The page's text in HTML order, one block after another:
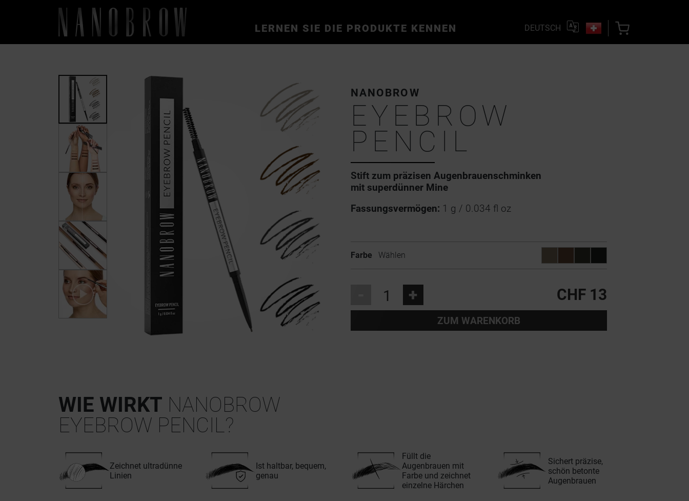
LERNEN SIE DIE PRODUKTE KENNEN DEUTSCH
NANOBROW
EYEBROW
PENCIL
Stift zum präzisen Augenbrauenschminken
mit superdünner Mine
Fassungsvermögen: 1 g / 0.034 fl oz
Farbe Wählen
+ CHF 13
ZUM WARENKORB
WIE WIRKT NANOBROW
EYEBROW PENCIL?
Zeichnet ultradünne
Linien
Ist haltbar, bequem,
genau
Füllt die
Augenbrauen mit
Farbe und zeichnet
einzelne Härchen
Sichert präzise,
schön betonte
Augenbrauen